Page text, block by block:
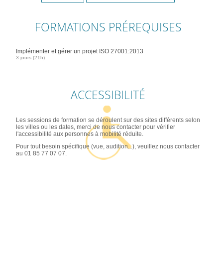
FORMATIONS PRÉREQUISES
Implémenter et gérer un projet ISO 27001:2013
3 jours (21h)
ACCESSIBILITÉ
Les sessions de formation se déroulent sur des sites différents selon
les villes ou les dates, merci de nous contacter pour vérifier
l'accessibilité aux personnes à mobilité réduite.
Pour tout besoin spécifique (vue, audition...), veuillez nous contacter
au 01 85 77 07 07.